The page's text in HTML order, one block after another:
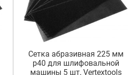
Сетка абразивная 225 мм
р40 для шлифовальной
машины 5 шт, Vertextools